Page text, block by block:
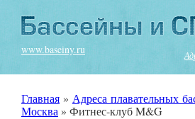
www.baseiny.ru
Главная » Адреса плавательных
Москва » Фитнес-клуб M&G